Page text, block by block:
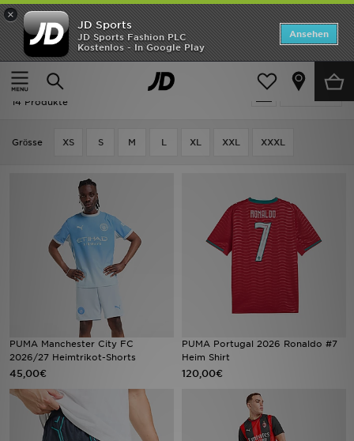
×
JD Sports
JD Sports Fashion PLC
Kostenlos - In Google Play
Ansehen
Startseite
Herren Herrenbekleidung Replica
verfeinern
Herren - PUMA Replica
14 Produkte
Grӧsse XS S M L XL XXL XXXL
PUMA Manchester City FC
2026/27 Heimtrikot-Shorts
45,00€
PUMA Portugal 2026 Ronaldo #7
Heim Shirt
120,00€
Startseite
ANGEBOTE
Marken
Kinder
Bestsellers
JD Exklusives
Fußball
Sport
Lade Die APP